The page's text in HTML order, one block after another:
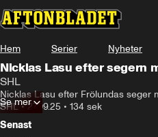
Hem Serier Nyheter
Nicklas Lasu efter segern
SHL
Nicklas Lasu efter Frölundas seger
SHL•27.09.25 • 134 sek
Se mer
Senast